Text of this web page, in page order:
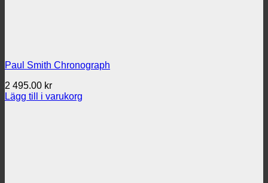
Paul Smith Chronograph
2 495.00 kr
Lägg till i varukorg